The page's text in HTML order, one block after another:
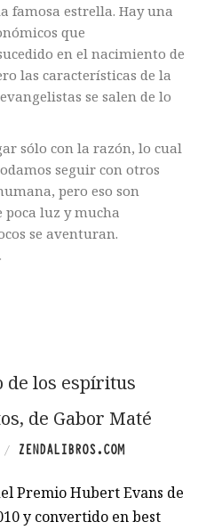
famosa estrella. Hay una
que
en el nacimiento de
las características de la
se salen de lo
sólo con la razón, lo cual
seguir con otros
pero eso son
luz y mucha
se aventuran.
de los espíritus
de Gabor Maté
/ ZENDALIBROS.COM
Premio Hubert Evans de
y convertido en best